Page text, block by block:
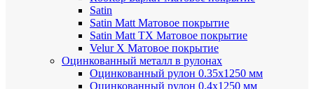
Satin
Satin Мatt Матовое покрытие
Satin Matt TX Матовое покрытие
Velur X Матовое покрытие
Оцинкованный металл в рулонах
Оцинкованный рулон 0.35х1250 мм
Оцинкованный рулон 0.4х1250 мм